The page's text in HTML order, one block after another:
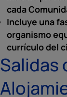
cada
Incluye una
organismo
currículo del
Salidas